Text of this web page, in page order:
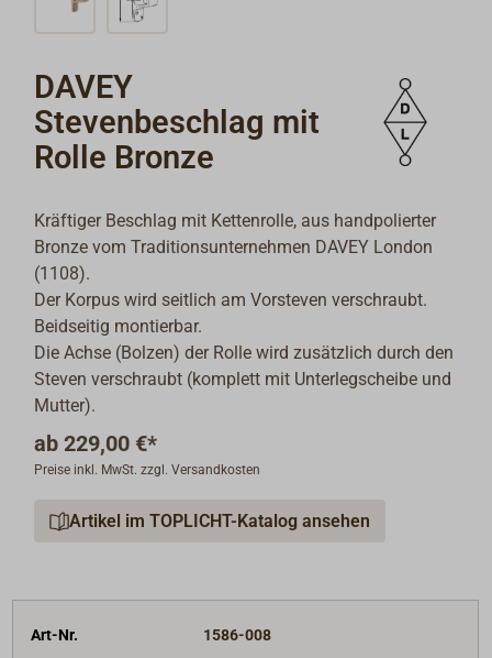
DAVEY
Stevenbeschlag mit
Rolle Bronze
Kräftiger Beschlag mit Kettenrolle, aus handpolierter
Bronze vom Traditionsunternehmen DAVEY London
(1108).
Der Korpus wird seitlich am Vorsteven verschraubt.
Beidseitig montierbar.
Die Achse (Bolzen) der Rolle wird zusätzlich durch den
Steven verschraubt (komplett mit Unterlegscheibe und
Mutter).
ab 229,00 €*
Preise inkl. MwSt. zzgl. Versandkosten
Artikel im TOPLICHT-Katalog ansehen
Art-Nr.
1586-008